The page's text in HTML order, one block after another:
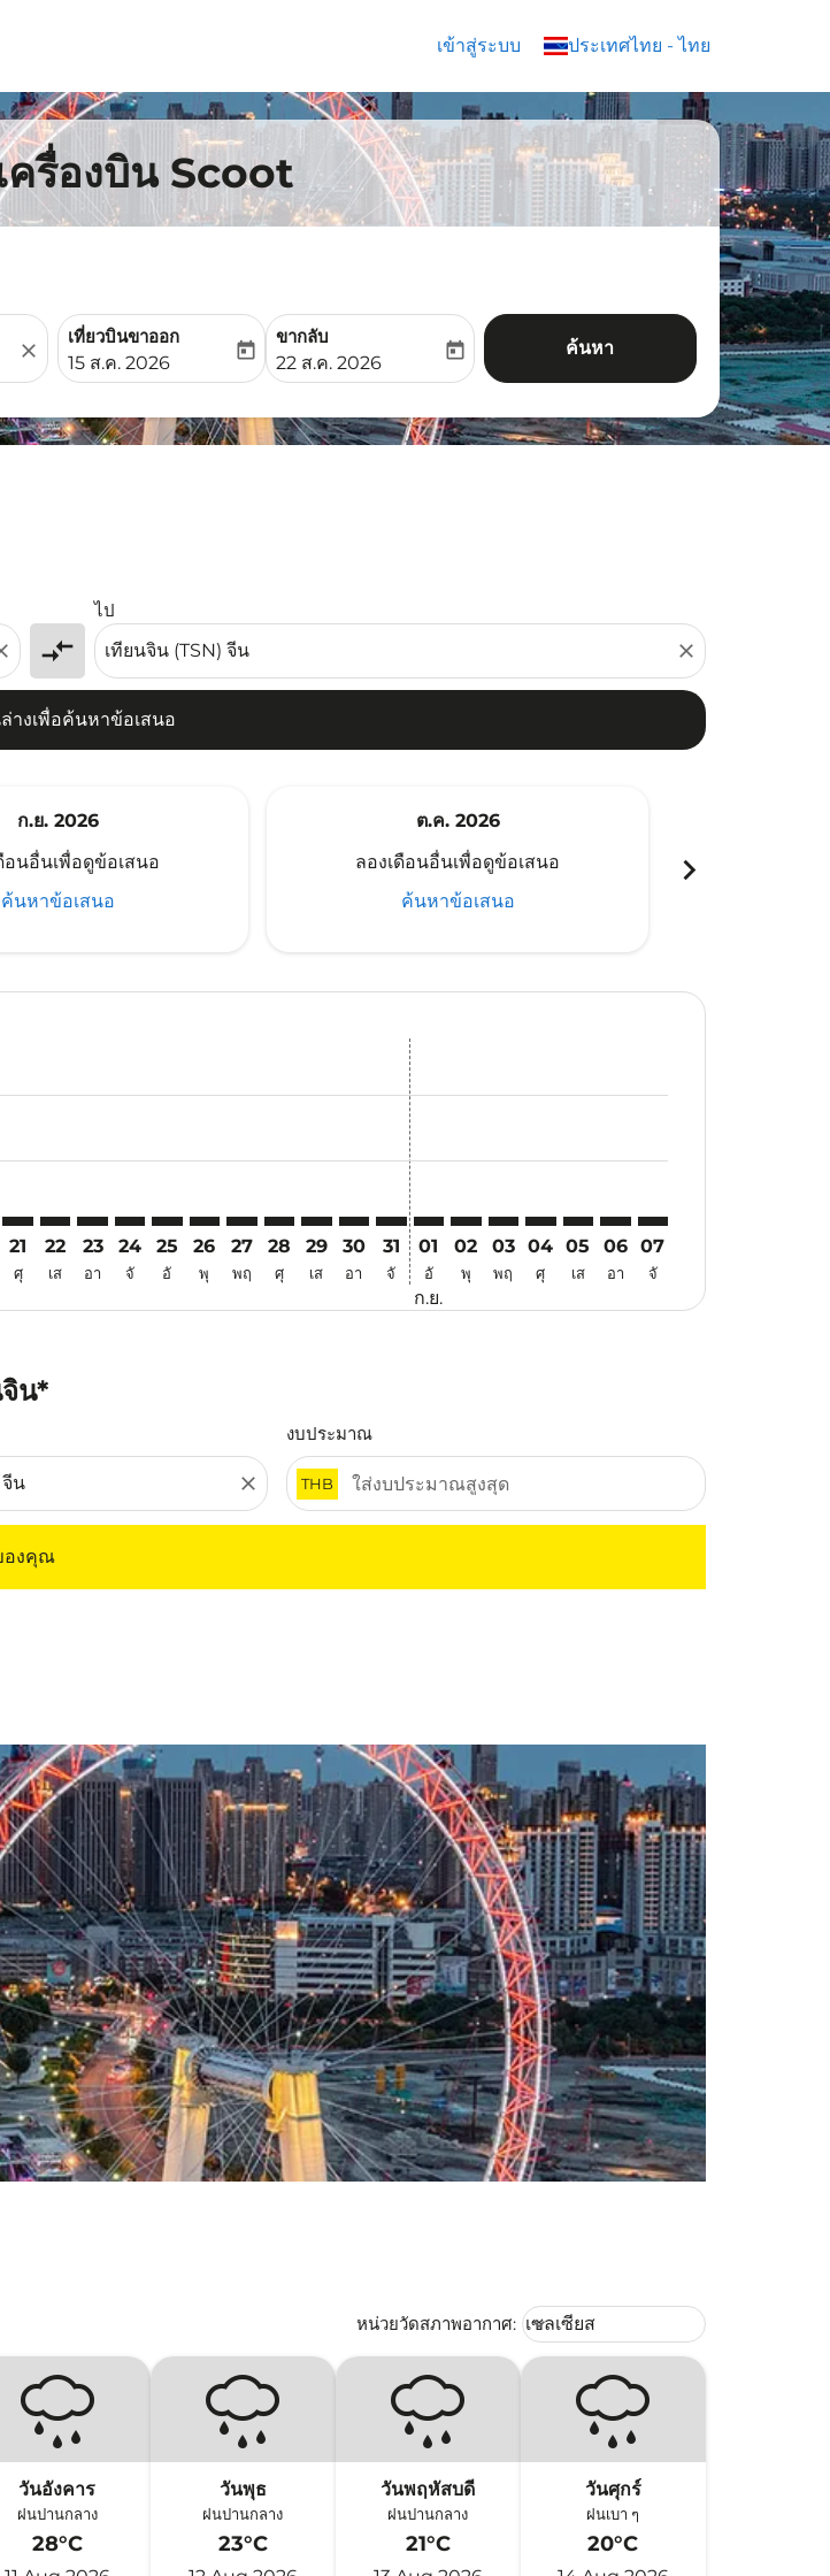
เข้าสู่ระบบ ประเทศไทย - ไทย
keyboard_arrow_down
ครื่องบิน Scoot
close
เที่ยวบินขาออก
fc-booking-departure-date-aria-label
15 ส.ค. 2026
today
ขากลับ
fc-booking-return-date-aria-label
22 ส.ค. 2026
today ค้นหา
compare_arrows
ไป
close
างเพื่อค้นหาข้อเสนอ
เพื่อค้นหาข้อเสนอ
ก.ย. 2026
อนอื่นเพื่อดูข้อเสนอ
ค้นหาข้อเสนอ
ต.ค. 2026
ลองเดือนอื่นเพื่อดูข้อเสนอ
ค้นหาข้อเสนอ
chevron_right
HKT–TSN: cmp-view-offers-disclaimer. ค้นหาข้อเสนอ
21
ศุ
HKT–TSN: cmp-view-offers-disclaimer. ค้นหาข้อเสนอ
22
เส
HKT–TSN: cmp-view-offers-disclaimer. ค้นหาข้อเสนอ
23
อา
HKT–TSN: cmp-view-offers-disclaimer. ค้นหาข้อเสนอ
24
จั
HKT–TSN: cmp-view-offers-disclaimer. ค้นหาข้อเสนอ
25
อั
HKT–TSN: cmp-view-offers-disclaimer. ค้นหาข้อเสนอ
26
พุ
HKT–TSN: cmp-view-offers-disclaimer. ค้นหาข้อเสนอ
27
พฤ
HKT–TSN: cmp-view-offers-disclaimer. ค้นหาข้อเสนอ
28
ศุ
HKT–TSN: cmp-view-offers-disclaimer. ค้นหาข้อเสนอ
29
เส
HKT–TSN: cmp-view-offers-disclaimer. ค้นหาข้อเสนอ
30
อา
HKT–TSN: cmp-view-offers-disclaimer. ค้นหาข้อเสนอ
31
จั
01
อั
ก.ย.
02
พุ
03
พฤ
04
ศุ
05
เส
06
อา
07
จั
น*
close
งบประมาณ
THB
องคุณ
หน่วยวัดสภาพอากาศ: Weather unit option เซลเซียส
เซลเซียส
keyboard_arrow_down
วันอังคาร
ฝนปานกลาง
28°C
วันพุธ
ฝนปานกลาง
23°C
วันพฤหัสบดี
ฝนปานกลาง
21°C
วันศุกร์
ฝนเบา ๆ
20°C